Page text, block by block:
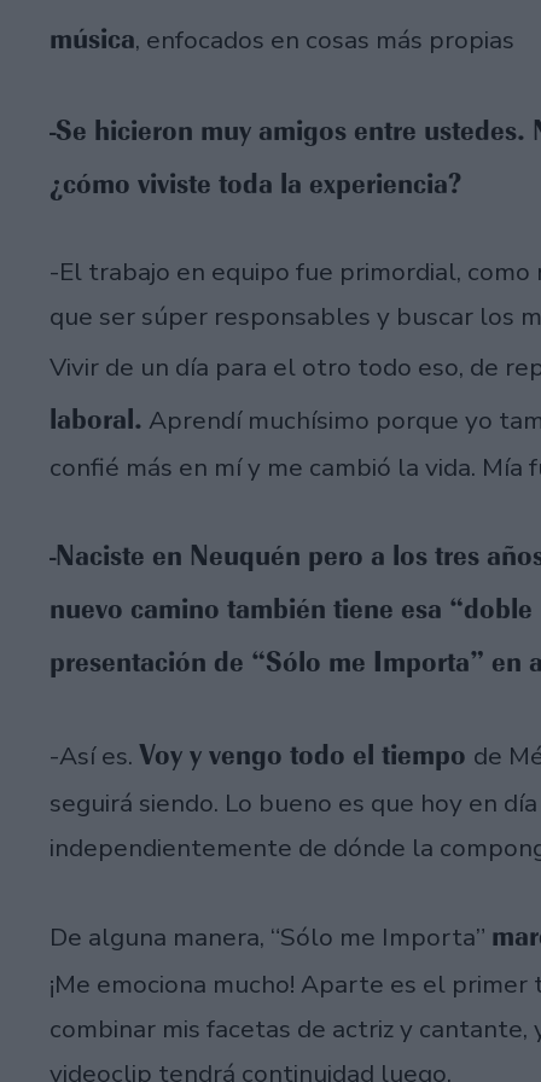
música, enfocados en cosas más propias
-Se hicieron muy amigos entre
¿cómo viviste toda la experiencia?
-El trabajo en equipo fue primordial,
que ser súper responsables y buscar los
Vivir de un día para el otro todo eso, de
laboral. Aprendí muchísimo porque yo
confié más en mí y me cambió la vida.
-Naciste en Neuquén pero a los tres
nuevo camino también tiene esa
presentación de “Sólo me Importa” en
-Así es. Voy y vengo todo el tiempo de
seguirá siendo. Lo bueno es que hoy en
independientemente de dónde la
De alguna manera, “Sólo me Importa”
¡Me emociona mucho! Aparte es el
combinar mis facetas de actriz y
videoclip tendrá continuidad luego.